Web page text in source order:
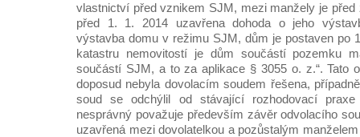
vlastnictví před vznikem SJM, mezi manžely je před
před 1. 1. 2014 uzavřena dohoda o jeho
výstavba domu v režimu SJM, dům je postaven po
katastru nemovitostí je dům součástí pozemku
součástí SJM, a to za aplikace § 3055 o. z.“. Tato
doposud nebyla dovolacím soudem řešena,
soud se odchýlil od stávající rozhodovací
nesprávný považuje především závěr odvolacího
uzavřená mezi dovolatelkou a pozůstalým